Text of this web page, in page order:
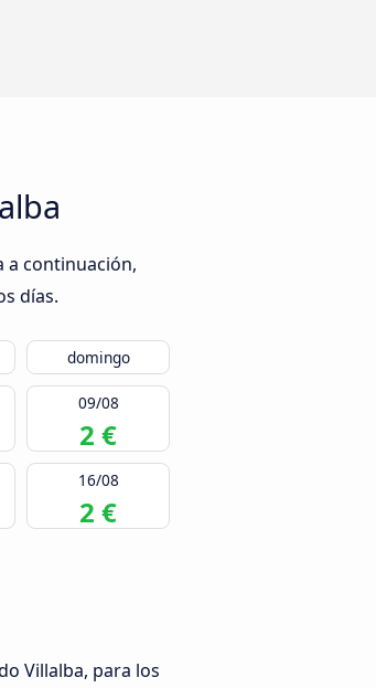
a continuación,
días.
domingo
09/08
2 €
16/08
2 €
Villalba, para los